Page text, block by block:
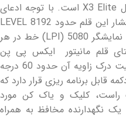
قلم سازگار با این مانیتور طراحی مدل X3 Elite است. با توجه ادعای
حساسیت به فشار این قلم حدود 8192 LEVEL
میباشد. میزان دقت قلم روی صفحه نمایشگر 5080 (LPI) خط در هر
قلم مانیتور ایکس پی پن
آرتیست پرو حدود 200 RPS و قابلیت درک زاویه آن حدود 60 درجه
قابل برنامه ریزی قرار دارد که
راست، کلیک و یاک کن مورد
یک نگهدارنده مخافظ به همراه